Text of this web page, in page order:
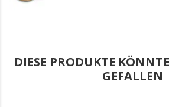
DIESE PRODUKTE
GEFALLEN